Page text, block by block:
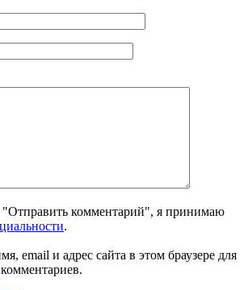
комментарий", я принимаю
.
email и адрес сайта в этом браузере для